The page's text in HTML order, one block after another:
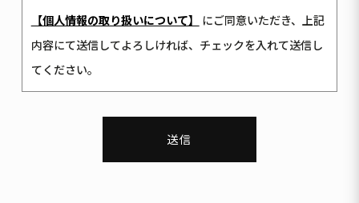
【個人情報の取り扱いについて】
にご同意いただき、
上記
内容にて送信してよろしければ、チェックを入れて送信し
てください。